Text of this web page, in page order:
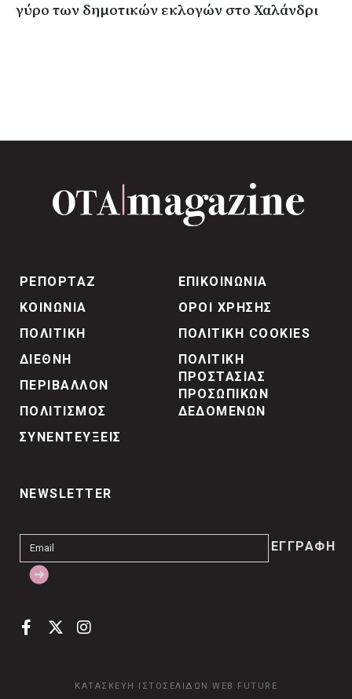
γύρο των δημοτικών εκλογών στο Χαλάνδρι
ΡΕΠΟΡΤΑΖ
ΚΟΙΝΩΝΙΑ
ΠΟΛΙΤΙΚΗ
ΔΙΕΘΝΗ
ΠΕΡΙΒΑΛΛΟΝ
ΠΟΛΙΤΙΣΜΟΣ
ΣΥΝΕΝΤΕΥΞΕΙΣ
ΕΠΙΚΟΙΝΩΝΙΑ
ΟΡΟΙ ΧΡΗΣΗΣ
ΠΟΛΙΤΙΚΗ COOKIES
ΠΟΛΙΤΙΚΗ
ΠΡΟΣΤΑΣΙΑΣ
ΠΡΟΣΩΠΙΚΩΝ
ΔΕΔΟΜΕΝΩΝ
NEWSLETTER
ΚΑΤΑΣΚΕΥΗ ΙΣΤΟΣΕΛΙΔΩΝ WEB FUTURE